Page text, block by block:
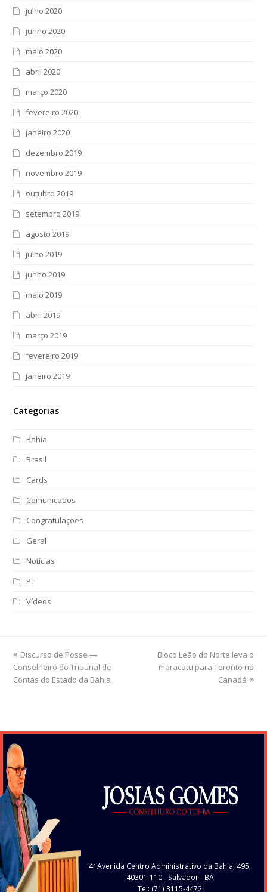
julho 2020
junho 2020
maio 2020
abril 2020
março 2020
fevereiro 2020
janeiro 2020
dezembro 2019
novembro 2019
outubro 2019
setembro 2019
agosto 2019
julho 2019
junho 2019
maio 2019
abril 2019
março 2019
fevereiro 2019
janeiro 2019
Categorias
Bahia
Brasil
Cards
Comunicados
Congratulações
Geral
Notícias
PT
Vídeos
previous
post:
Discurso de Posse —
Conselheiro do Tribunal de
Contas do Estado da Bahia
next
post:
Bloco Leão do Norte leva o
maracatu para Toronto no
Canadá
4ª Avenida Centro Administrativo da Bahia, 495,
40301-110- Salvador - BA
Tel: (71) 3115-4472